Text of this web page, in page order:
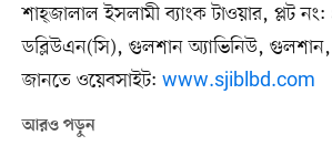
শাহ্জালাল ইসলামী ব্যাংক টাওয়ার, প্লট
ডব্লিউএন(সি), গুলশান অ্যাভিনিউ, গুলশান,
জানতে ওয়েবসাইট: www.sjiblbd.com
আরও পড়ুন